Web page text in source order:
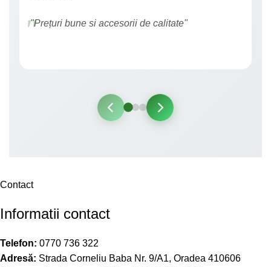
"Prețuri bune si accesorii de calitate"
Contact
Informatii contact
Telefon: 0770 736 322
Adresă: Strada Corneliu Baba Nr. 9/A1, Oradea 410606